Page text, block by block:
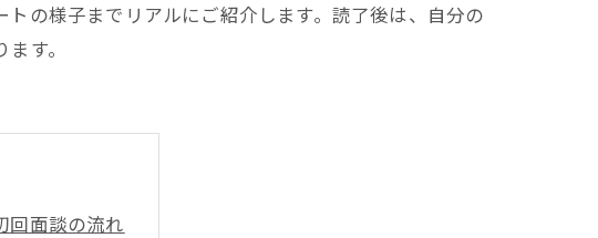
の様子までリアルにご紹介します。読了後は、自分の
す。
回面談の流れ